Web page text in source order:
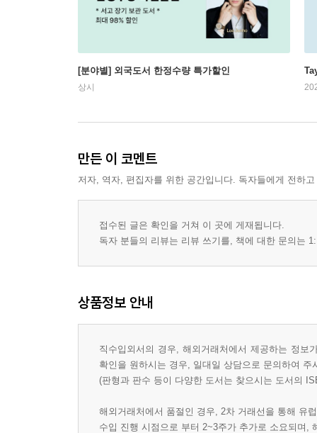
[분야별] 외국도서 한정수량 특가할인
상시
만든 이 코멘트
저자, 역자, 편집자를 위한 공간입니다. 독자들에게 전하
접수된 글은 확인을 거쳐 이 곳에 게재됩니다.
독자 분들의 리뷰는 리뷰 쓰기를, 책에 대한 문의는
상품정보 안내
직수입외서의 경우, 해외거래처에서 제공하는 정
확인을 원하시는 경우, 일대일 상담으로 문의하여 주
(판형과 판수 등이 다양한 도서는 찾으시는 도서의
해외거래처에서 품절인 경우, 2차 거래선을 통해 유
수입 진행 시점으로 부터 2~3주가 추가로 소요되며,